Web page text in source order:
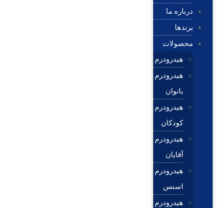
درباره ما
برندها
محصولات
هیدرودرم
هیدرودرم
بانوان
هیدرودرم
کودکان
هیدرودرم
آقایان
هیدرودرم
اسنس
هیدرودرم